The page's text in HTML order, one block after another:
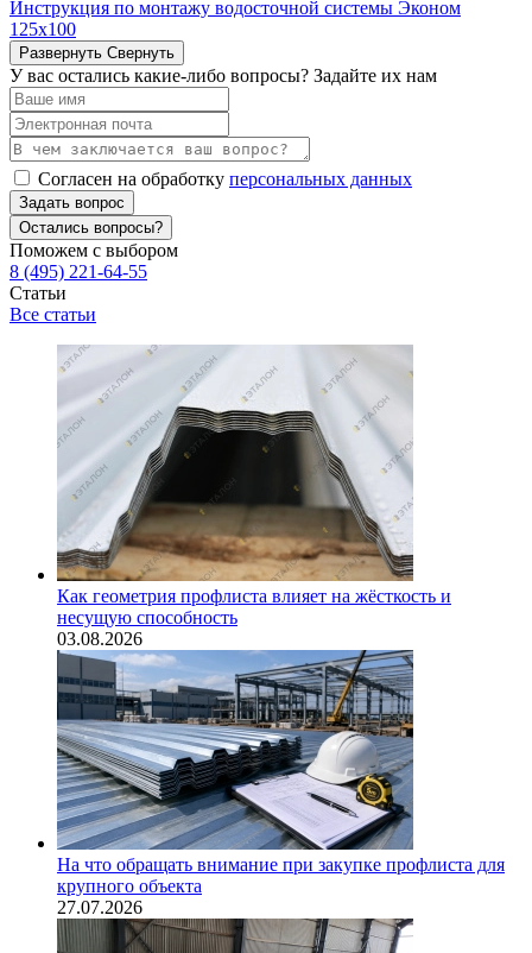
Инструкция по монтажу водосточной системы Эконом
125х100
Развернуть Свернуть
У вас остались какие-либо вопросы? Задайте их нам
Согласен на обработку персональных данных
Задать вопрос
Остались вопросы?
Поможем с выбором
8 (495) 221-64-55
Статьи
Все статьи
Как геометрия профлиста влияет на жёсткость и
несущую способность
03.08.2026
На что обращать внимание при закупке профлиста для
крупного объекта
27.07.2026